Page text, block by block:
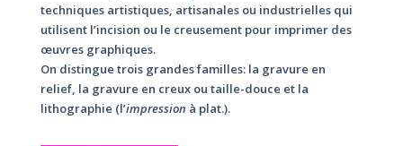
techniques artistiques, artisanales ou industrielles qui
utilisent l’incision ou le creusement pour imprimer des
œuvres graphiques.
On distingue trois grandes familles: la gravure en
relief, la gravure en creux ou taille-douce et la
lithographie (l’impression à plat.).